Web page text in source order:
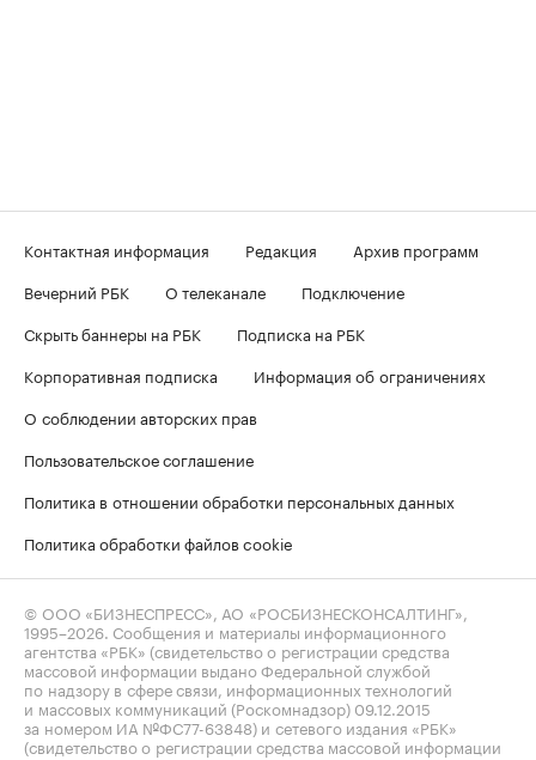
Контактная информация Редакция
Архив программ
Вечерний РБК
О телеканале
Подключение
Скрыть баннеры на РБК
Подписка на РБК
Корпоративная подписка
Информация об ограничениях
О соблюдении авторских прав
Пользовательское соглашение
Политика в отношении обработки персональных данных
Политика обработки файлов cookie
© ООО «БИЗНЕСПРЕСС», АО «РОСБИЗНЕСКОНСАЛТИНГ»,
1995–2026. Сообщения и материалы информационного
агентства «РБК» (свидетельство о регистрации средства
массовой информации выдано Федеральной службой
по надзору в сфере связи, информационных технологий
и массовых коммуникаций (Роскомнадзор) 09.12.2015
за номером ИА №ФС77-63848) и сетевого издания «РБК»
(свидетельство о регистрации средства массовой информации